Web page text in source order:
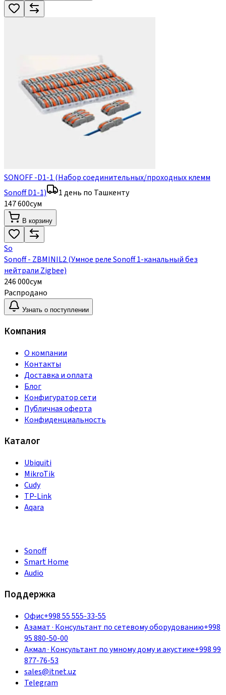
SONOFF -D1-1 (Набор соединительных/проходных клемм
Sonoff D1-1)
1 день по Ташкенту
147 600сум
В корзину
So
Sonoff - ZBMINIL2 (Умное реле Sonoff 1-канальный без
нейтрали Zigbee)
246 000сум
Распродано
Узнать о поступлении
Компания
О компании
Контакты
Доставка и оплата
Блог
Конфигуратор сети
Публичная оферта
Конфиденциальность
Каталог
Ubiquiti
MikroTik
Cudy
TP-Link
Aqara
Sonoff
Smart Home
Audio
Поддержка
Офис+998 55 555-33-55
Азамат· Консультант по сетевому оборудованию+998
95 880-50-00
Акмал· Консультант по умному дому и акустике+998 99
877-76-53
sales@itnet.uz
Telegram